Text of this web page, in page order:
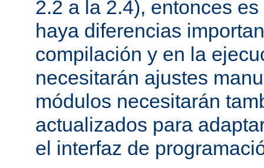
2.2 a la 2.4), entonces
haya diferencias
compilación y en la
necesitarán ajustes
módulos necesitarán
actualizados para
el interfaz de